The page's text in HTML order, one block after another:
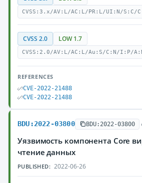
CVSS:3.x/AV:L/AC:L/PR:L/UI:N/S:C/
CVSS 2.0 LOW 1.7
CVSS:2.0/AV:L/AC:L/Au:S/C:N/I:P/
REFERENCES
CVE-2022-21488
CVE-2022-21488
BDU:2022-03800 BDU:2022-03800
Уязвимость компонента Core
чтение данных
PUBLISHED: 2022-06-26